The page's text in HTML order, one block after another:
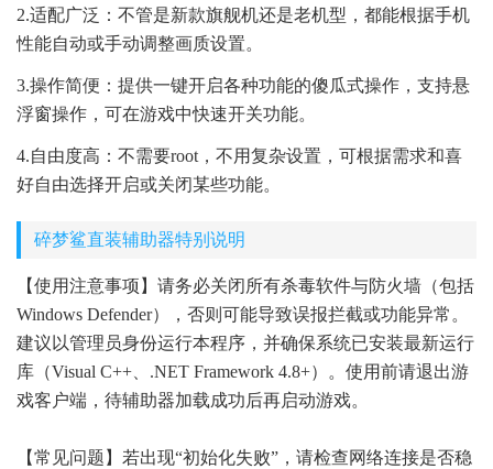
2.适配广泛：不管是新款旗舰机还是老机型，都能根据手机
性能自动或手动调整画质设置。
3.操作简便：提供一键开启各种功能的傻瓜式操作，支持悬
浮窗操作，可在游戏中快速开关功能。
4.自由度高：不需要root，不用复杂设置，可根据需求和喜
好自由选择开启或关闭某些功能。
碎梦鲨直装辅助器特别说明
【使用注意事项】请务必关闭所有杀毒软件与防火墙（包括
Windows Defender），否则可能导致误报拦截或功能异常。
建议以管理员身份运行本程序，并确保系统已安装最新运行
库（Visual C++、.NET Framework 4.8+）。使用前请退出游
戏客户端，待辅助器加载成功后再启动游戏。
【常见问题】若出现“初始化失败”，请检查网络连接是否稳